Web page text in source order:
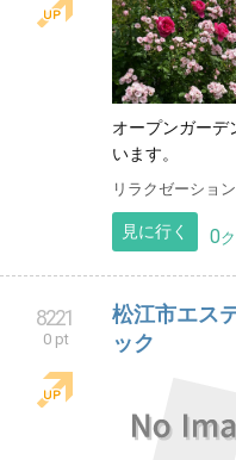
オープンガーデ
います。
リラクゼーション
見に行く 0
8221
0 pt
松江市エス
ック